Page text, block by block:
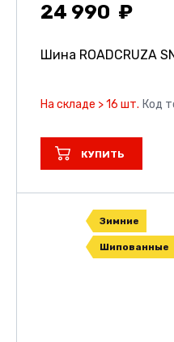
24 990
Шина ROADCRUZA
На складе > 16 шт. Код
КУПИТЬ
Зимние
Шипованные